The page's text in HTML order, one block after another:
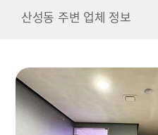
산성동 주변 업체 정보